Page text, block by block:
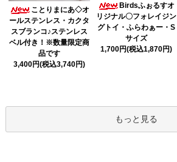
ことりまにあ◇オ
ールステンレス・カクタ
スブランコ♪ステンレス
ベル付き！※数量限定商
品です
3,400円(税込3,740円)
Birdsふぉるすオ
リジナル〇フォレイジン
グトイ・ふらわぁー・S
サイズ
1,700円(税込1,870円)
もっと見る